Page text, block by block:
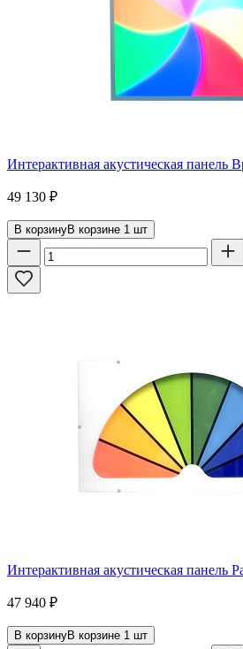
Интерактивная акустическая панель
49 130 ₽
В корзинуВ корзине 1 шт
Интерактивная акустическая панель
47 940 ₽
В корзинуВ корзине 1 шт